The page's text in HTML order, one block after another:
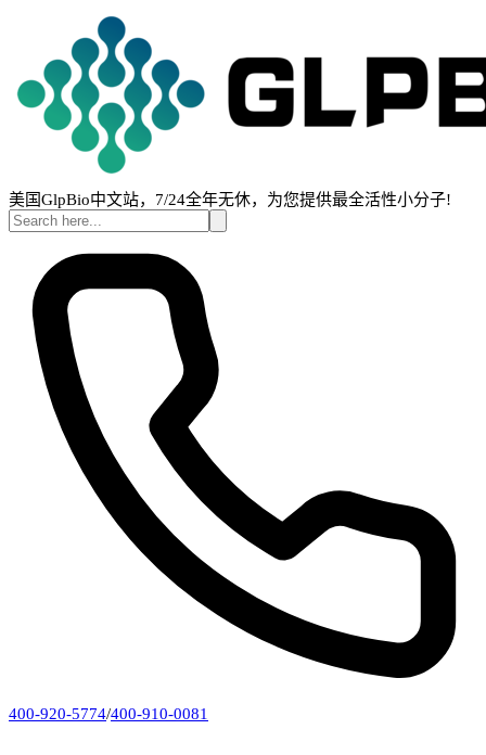
美国GlpBio中文站，7/24全年无休，为您提供最全活性小分子!
400-920-5774/400-910-0081